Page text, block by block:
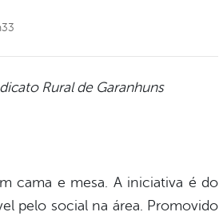
Rural de Garanhuns
cama e mesa. A iniciativa é do
pelo social na área. Promovido